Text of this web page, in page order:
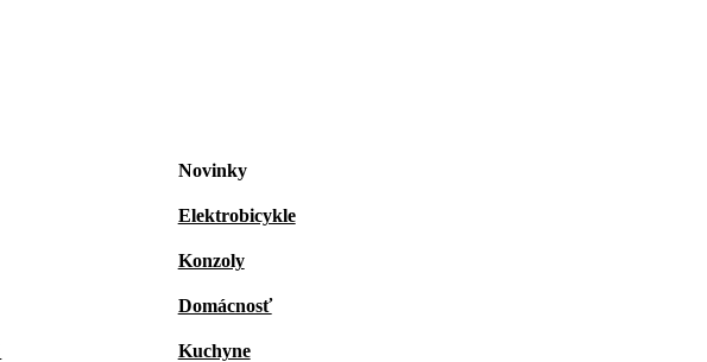
Novinky
Elektrobicykle
Konzoly
Domácnosť
Kuchyne